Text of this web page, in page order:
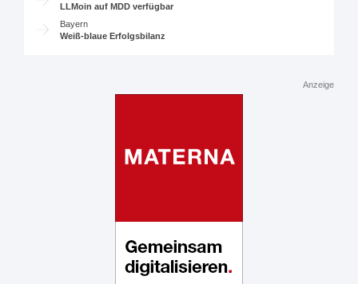
LLMoin auf MDD verfügbar
Bayern
Weiß-blaue Erfolgsbilanz
Anzeige